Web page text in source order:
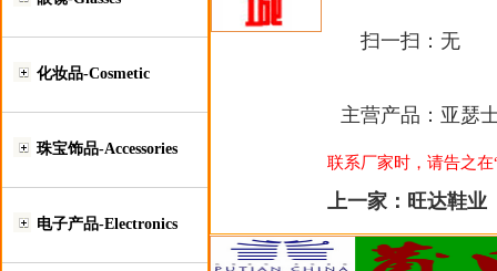
化妆品-Cosmetic
珠宝饰品-Accessories
电子产品-Electronics
扫一扫： 无
主营产品： 亚瑟
联系厂家时，请告之
上一家： 旺达鞋业